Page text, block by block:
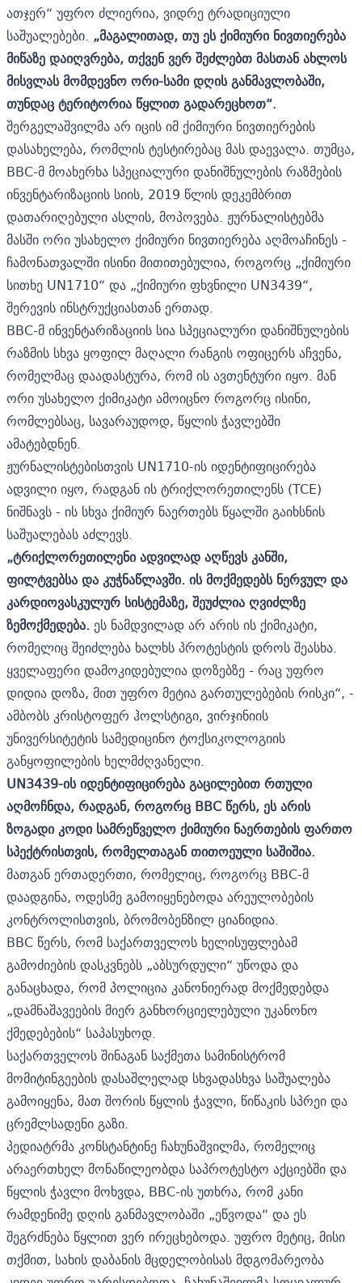
ათჯერ“ უფრო ძლიერია, ვიდრე ტრადიციული
საშუალებები. „მაგალითად, თუ ეს ქიმიური ნივთიერება
მიწაზე დაიღვრება, თქვენ ვერ შეძლებთ მასთან ახლოს
მისვლას მომდევნო ორი-სამი დღის განმავლობაში,
თუნდაც ტერიტორია წყლით გადარეცხოთ“.
შერგელაშვილმა არ იცის იმ ქიმიური ნივთიერების
დასახელება, რომლის ტესტირებაც მას დაევალა. თუმცა,
BBC-მ მოახერხა სპეციალური დანიშნულების რაზმების
ინვენტარიზაციის სიის, 2019 წლის დეკემბრით
დათარიღებული ასლის, მოპოვება. ჟურნალისტებმა
მასში ორი უსახელო ქიმიური ნივთიერება აღმოაჩინეს -
ჩამონათვალში ისინი მითითებულია, როგორც „ქიმიური
სითხე UN1710“ და „ქიმიური ფხვნილი UN3439“,
შერევის ინსტრუქციასთან ერთად.
BBC-მ ინვენტარიზაციის სია სპეციალური დანიშნულების
რაზმის სხვა ყოფილ მაღალი რანგის ოფიცერს აჩვენა,
რომელმაც დაადასტურა, რომ ის ავთენტური იყო. მან
ორი უსახელო ქიმიკატი ამოიცნო როგორც ისინი,
რომლებსაც, სავარაუდოდ, წყლის ჭავლებში
ამატებდნენ.
ჟურნალისტებისთვის UN1710-ის იდენტიფიცირება
ადვილი იყო, რადგან ის ტრიქლორეთილენს (TCE)
ნიშნავს - ის სხვა ქიმიურ ნაერთებს წყალში გაიხსნის
საშუალებას აძლევს.
„ტრიქლორეთილენი ადვილად აღწევს კანში,
ფილტვებსა და კუჭნაწლავში. ის მოქმედებს ნერვულ და
კარდიოვასკულურ სისტემაზე, შეუძლია ღვიძლზე
ზემოქმედება. ეს ნამდვილად არ არის ის ქიმიკატი,
რომელიც შეიძლება ხალხს პროტესტის დროს შეასხა.
ყველაფერი დამოკიდებულია დოზებზე - რაც უფრო
დიდია დოზა, მით უფრო მეტია გართულებების რისკი“, -
ამბობს კრისტოფერ ჰოლსტიგი, ვირჯინიის
უნივერსიტეტის სამედიცინო ტოქსიკოლოგიის
განყოფილების ხელმძღვანელი.
UN3439-ის იდენტიფიცირება გაცილებით რთული
აღმოჩნდა, რადგან, როგორც BBC წერს, ეს არის
ზოგადი კოდი სამრეწველო ქიმიური ნაერთების ფართო
სპექტრისთვის, რომელთაგან თითოეული საშიშია.
მათგან ერთადერთი, რომელიც, როგორც BBC-მ
დაადგინა, ოდესმე გამოიყენებოდა არეულობების
კონტროლისთვის, ბრომობენზილ ციანიდია.
BBC წერს, რომ საქართველოს ხელისუფლებამ
გამოძიების დასკვნებს „აბსურდული“ უწოდა და
განაცხადა, რომ პოლიცია კანონიერად მოქმედებდა
„დამნაშავეების მიერ განხორციელებული უკანონო
ქმედებების“ საპასუხოდ.
საქართველოს შინაგან საქმეთა სამინისტრომ
მომიტინგეების დასაშლელად სხვადასხვა საშუალება
გამოიყენა, მათ შორის წყლის ჭავლი, წიწაკის სპრეი და
ცრემლსადენი გაზი.
პედიატრმა კონსტანტინე ჩახუნაშვილმა, რომელიც
არაერთხელ მონაწილეობდა საპროტესტო აქციებში და
წყლის ჭავლი მოხვდა, BBC-ის უთხრა, რომ კანი
რამდენიმე დღის განმავლობაში „ეწვოდა“ და ეს
შეგრძნება წყლით ვერ ირეცხებოდა. უფრო მეტიც, მისი
თქმით, სახის დაბანის მცდელობისას მდგომარეობა